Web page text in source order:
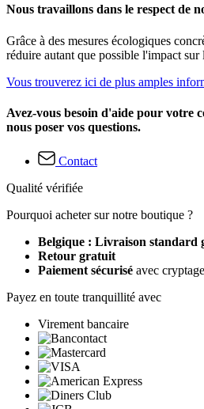
Nous travaillons dans le respect de
Grâce à des mesures écologiques
réduire autant que possible l'impact
Vous trouverez ici de plus amples
Avez-vous besoin d'aide pour votre
nous poser vos questions.
Contact
Qualité vérifiée
Pourquoi acheter sur notre boutique ?
Belgique : Livraison standard
Retour gratuit
Paiement sécurisé avec
Payez en toute tranquillité avec
Virement bancaire